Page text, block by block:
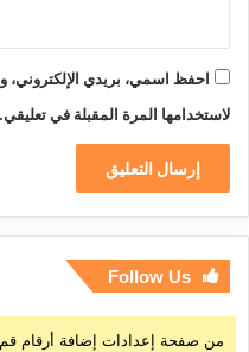
احفظ اسمي، بريدي الإلكتروني،
لاستخدامها المرة المقبلة في تعليقي.
Follow Us
من صفحة إعدادات إضافة أرقام